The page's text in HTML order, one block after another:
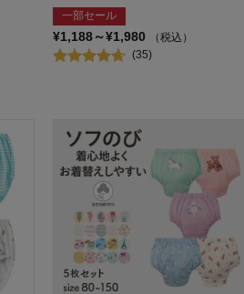
一部セール
¥1,188～¥1,980
（税込）
(35)